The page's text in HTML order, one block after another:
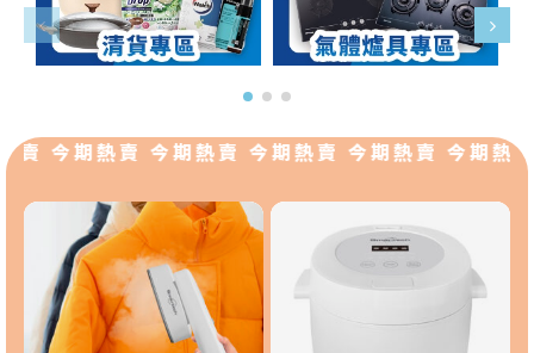
賣 今期熱賣 今期熱賣 今期熱賣 今期熱賣 今期熱